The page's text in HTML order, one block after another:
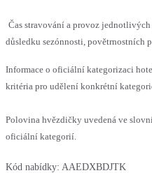
Čas stravování a provoz
důsledku sezónnosti, povětrnostních
Informace o oficiální kategorizaci
kritéria pro udělení konkrétní
Polovina hvězdičky uvedená ve
oficiální kategorií.
Kód nabídky: AAEDXBDJTK